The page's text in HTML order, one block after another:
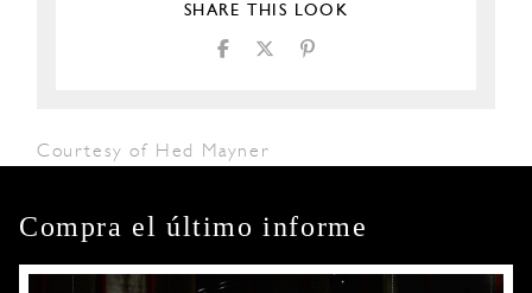
SHARE THIS LOOK
Courtesy of Hed Mayner
Compra el último informe